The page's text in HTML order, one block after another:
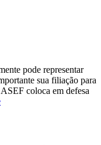
pode representar
sua filiação para
coloca em defesa